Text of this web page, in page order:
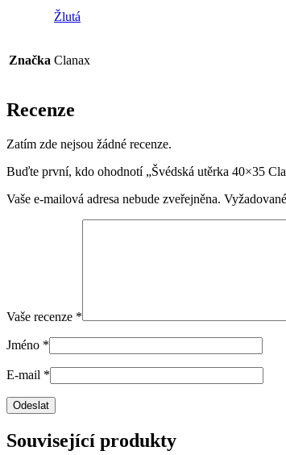
Žlutá
Značka Clanax
Recenze
Zatím zde nejsou žádné recenze.
Buďte první, kdo ohodnotí „Švédská utěrka 40×35
Vaše e-mailová adresa nebude zveřejněna.
Vaše recenze *
Jméno *
E-mail *
Související produkty